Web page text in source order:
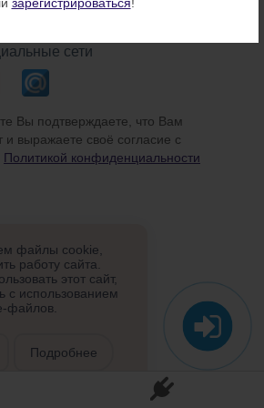
сети
Вы подтверждаете, что Вам
и выражаете своё согласие с
Политикой конфиденциальности
файлы cookie,
работу сайта.
этот сайт,
с использованием
файлов.
Подробнее